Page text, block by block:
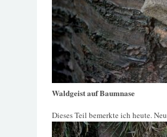
Waldgeist auf Baumnase
Dieses Teil bemerkte ich heute.